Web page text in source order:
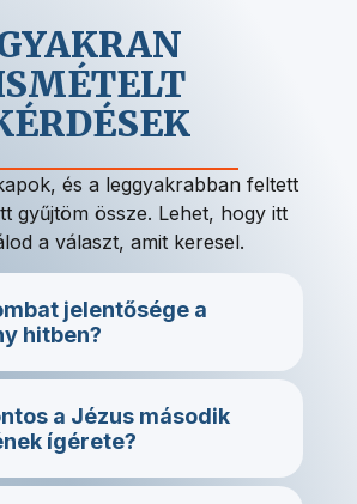
és a leggyakrabban feltett
gyűjtöm össze. Lehet, hogy itt
a választ, amit keresel.
jelentősége a
hitben?
a Jézus második
ígérete?